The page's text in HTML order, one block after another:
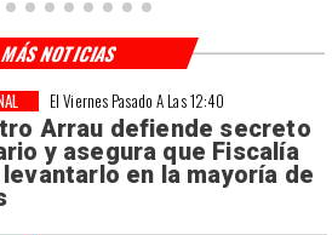
El Viernes Pasado A Las 12:40
Arrau defiende secreto
y asegura que Fiscalía
levantarlo en la mayoría de
MÁS NOTICIAS